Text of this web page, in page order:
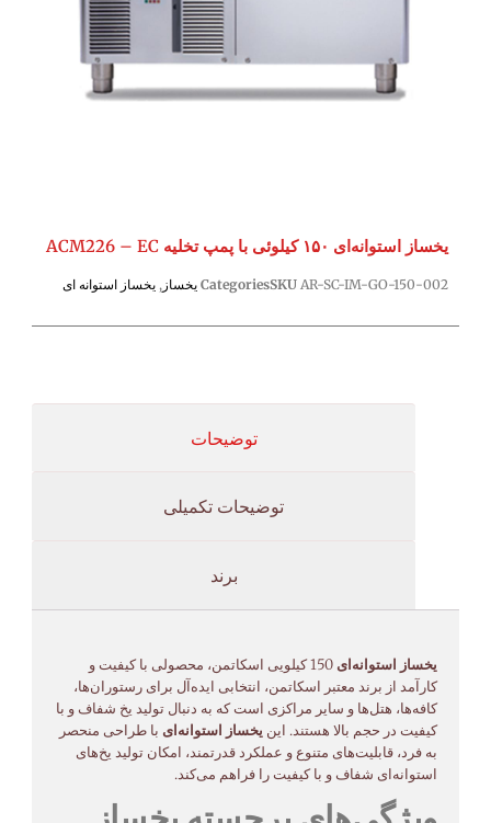
یخساز استوانه‌ای ۱۵۰ کیلوئی با پمپ تخلیه ACM226 – EC
SKU AR-SC-IM-GO-150-002
Categories یخساز , یخساز استوانه ای
توضیحات
توضیحات تکمیلی
برند
یخساز استوانه‌ای
150 کیلویی اسکاتمن، محصولی با کیفیت و
کارآمد از برند معتبر اسکاتمن، انتخابی ایده‌آل برای رستوران‌ها،
کافه‌ها، هتل‌ها و سایر مراکزی است که به دنبال تولید یخ شفاف و با
کیفیت در حجم بالا هستند. این یخساز استوانه‌ای با طراحی منحصر
به فرد، قابلیت‌های متنوع و عملکرد قدرتمند، امکان تولید یخ‌های
استوانه‌ای شفاف و با کیفیت را فراهم می‌کند.